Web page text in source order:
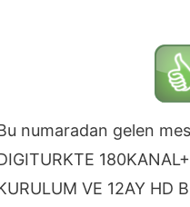
numaradan gelen
VE 12AY HD